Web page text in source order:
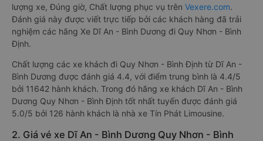
lượng xe, Đúng giờ, Chất lượng phục vụ trên Vexere.com.
Đánh giá này được viết trực tiếp bởi các khách hàng đã trải
nghiệm các hãng Xe Dĩ An - Bình Dương đi Quy Nhơn - Bình
Định.
Chất lượng các xe khách đi Quy Nhơn - Bình Định từ Dĩ An -
Bình Dương được đánh giá 4.4, với điểm trung bình là 4.4/5
bởi 11642 hành khách. Trong đó hãng xe khách Dĩ An - Bình
Dương Quy Nhơn - Bình Định tốt nhất tuyến được đánh giá
5.0/5 bởi 126 hành khách là nhà xe Tín Phát Limousine.
2. Giá vé xe Dĩ An - Bình Dương Quy Nhơn - Bình